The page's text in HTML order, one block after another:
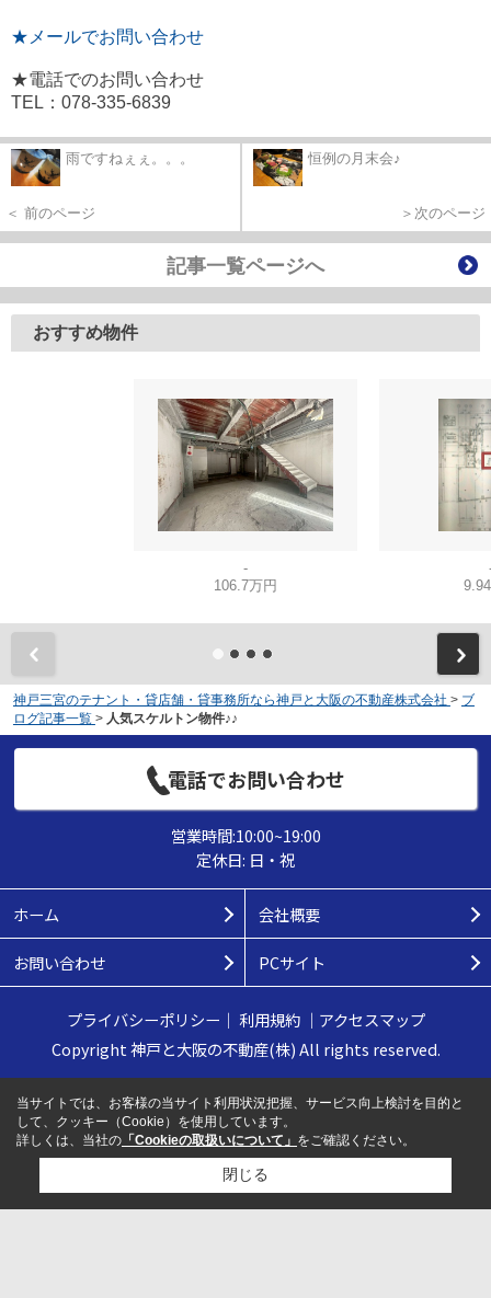
★メールでお問い合わせ
★電話でのお問い合わせ
TEL：078-335-6839
雨ですねぇぇ。。。
＜ 前のページ
恒例の月末会♪
＞次のページ
記事一覧ページへ
おすすめ物件
-
106.7万円
神戸三宮のテナント・貸店舗・貸事務所なら神戸と大阪の不動産株式会社 > ブ
ログ記事一覧 > 人気スケルトン物件♪♪
電話でお問い合わせ
営業時間:10:00~19:00
定休日: 日・祝
ホーム 会社概要
お問い合わせ PCサイト
プライバシーポリシー ｜ 利用規約｜ アクセスマップ
Copyright 神戸と大阪の不動産(株) All rights reserved.
当サイトでは、お客様の当サイト利用状況把握、サービス向上検討を目的と
して、クッキー（Cookie）を使用しています。
詳しくは、当社の 「Cookieの取扱いについて」 をご確認ください。
閉じる